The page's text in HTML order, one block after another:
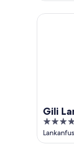
5
Gili
5
out
of
Gili